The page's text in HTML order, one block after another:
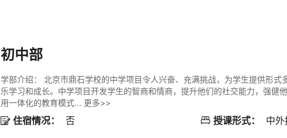
初中部
学部介绍：
北京市鼎石学校的中学项目令人兴奋、充满挑战，为学生提供形式
乐学习和成长。中学项目开发学生的智商和情商，提升他们的社交能力，强健
用一体化的教育模式... 更多>>
 住宿情况： 否  授课形式： 中